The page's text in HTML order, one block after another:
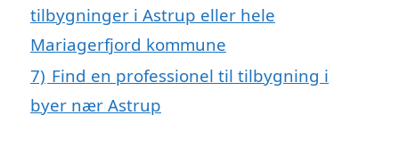
tilbygninger i Astrup eller hele
Mariagerfjord kommune
7) Find en professionel til tilbygning i
byer nær Astrup